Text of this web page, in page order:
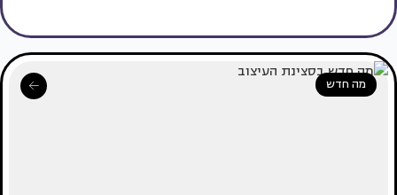
מה חדש